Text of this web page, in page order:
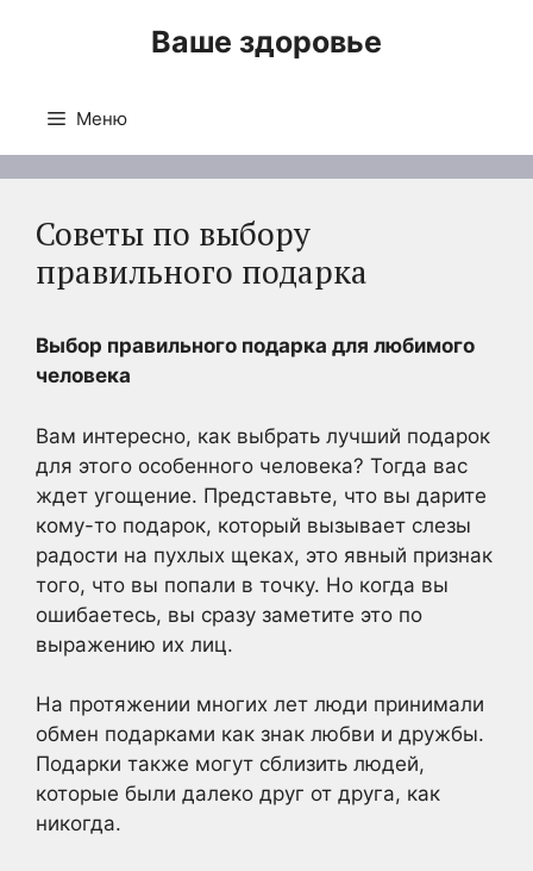
Ваше здоровье
Меню
Советы по выбору
правильного подарка
Выбор правильного подарка для любимого
человека
Вам интересно, как выбрать лучший подарок
для этого особенного человека? Тогда вас
ждет угощение. Представьте, что вы дарите
кому-то подарок, который вызывает слезы
радости на пухлых щеках, это явный признак
того, что вы попали в точку. Но когда вы
ошибаетесь, вы сразу заметите это по
выражению их лиц.
На протяжении многих лет люди принимали
обмен подарками как знак любви и дружбы.
Подарки также могут сблизить людей,
которые были далеко друг от друга, как
никогда.